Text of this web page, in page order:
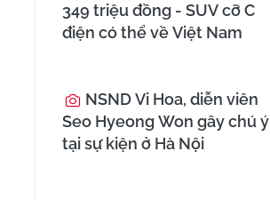
349 triệu đồng - SUV cỡ C
điện có thể về Việt Nam
NSND Vi Hoa, diễn viên
Seo Hyeong Won gây chú ý
tại sự kiện ở Hà Nội